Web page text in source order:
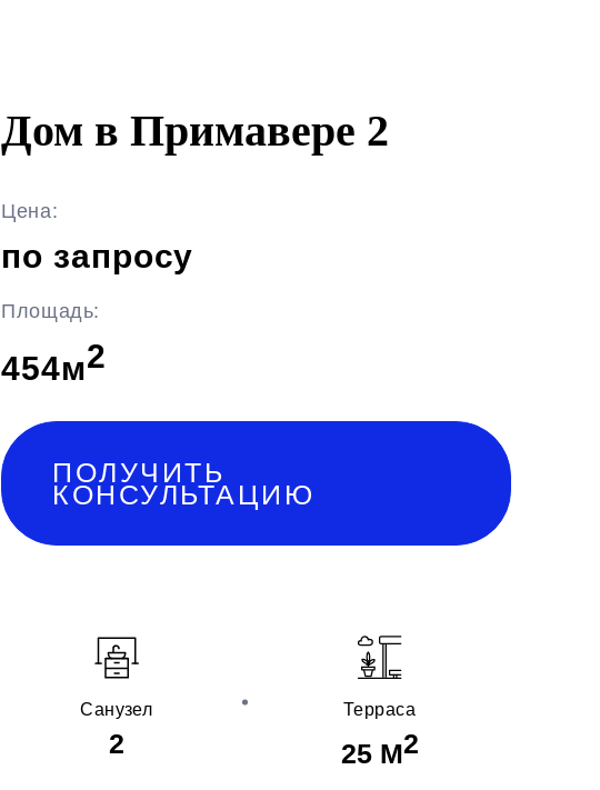
Дом в Примавере 2
Цена:
по запросу
Площадь:
454м2
ПОЛУЧИТЬ
КОНСУЛЬТАЦИЮ
Санузел
2
Терраса
25 М2